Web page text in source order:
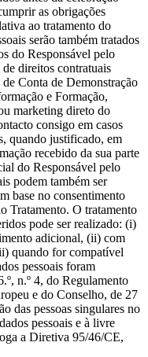
as obrigações
ao tratamento do
serão também tratados
do Responsável pelo
direitos contratuais
Conta de Demonstração
e Formação,
marketing direto do
consigo em casos
quando justificado, em
recebido da sua parte
do Responsável pelo
podem também ser
base no consentimento
Tratamento. O tratamento
pode ser realizado: (i)
adicional, (ii) com
quando for compatível
pessoais foram
n.º 4, do Regulamento
e do Conselho, de 27
das pessoas singulares no
pessoais e à livre
a Diretiva 95/46/CE,